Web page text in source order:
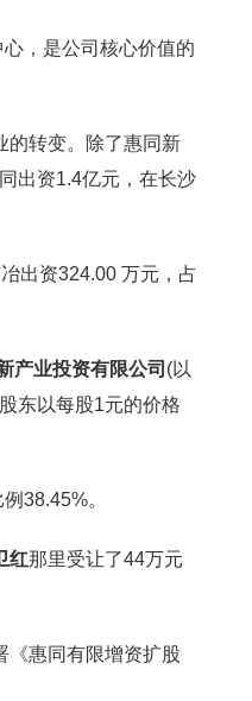
，是公司核心价值的
的转变。除了惠同新
出资1.4亿元，在长沙
出资324.00 万元，占
产业投资有限公司 (以
东以每股1元的价格
38.45%。
红那里受让了44万元
《惠同有限增资扩股